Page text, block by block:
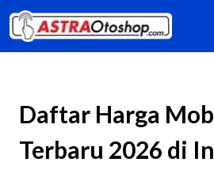
Daftar Harga
Terbaru 2026 di